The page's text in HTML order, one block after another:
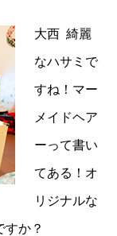
大西 綺麗
なハサミで
すね！マー
メイドヘア
ーって書い
てある！オ
リジナルな
すか？